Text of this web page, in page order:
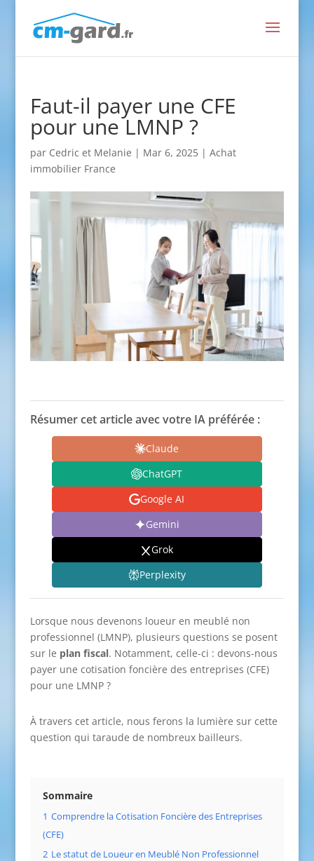
Faut-il payer une CFE
pour une LMNP ?
par Cedric et Melanie | Mar 6, 2025| Achat
immobilier France
Résumer cet article avec votre IA préférée :
Claude
ChatGPT
Google AI
Gemini
Grok
Perplexity
Lorsque nous devenons loueur en meublé non
professionnel (LMNP), plusieurs questions se posent
sur le plan fiscal. Notamment, celle-ci : devons-nous
payer une cotisation foncière des entreprises (CFE)
pour une LMNP ?
À travers cet article, nous ferons la lumière sur cette
question qui taraude de nombreux bailleurs.
Sommaire
1 Comprendre la Cotisation Foncière des Entreprises
(CFE)
2 Le statut de Loueur en Meublé Non Professionnel